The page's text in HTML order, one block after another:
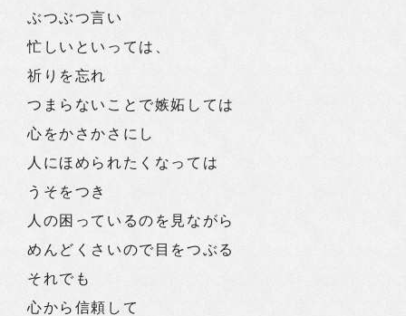
ぶつぶつ言い
忙しいといっては、
祈りを忘れ
つまらないことで嫉妬しては
心をかさかさにし
人にほめられたくなっては
うそをつき
人の困っているのを見ながら
めんどくさいので目をつぶる
それでも
心から信頼して